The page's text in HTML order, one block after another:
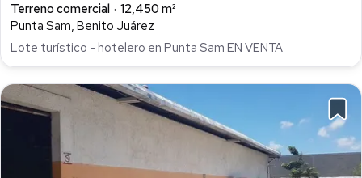
Terreno comercial
12,450 m²
Punta Sam, Benito Juárez
Lote turístico - hotelero en Punta Sam EN VENTA